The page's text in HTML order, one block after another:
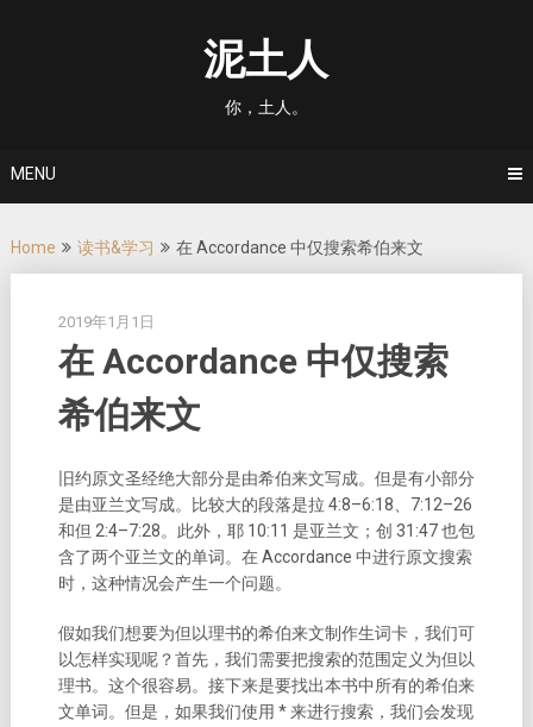
泥土人
你，土人。
MENU
Home 读书&学习 在 Accordance 中仅搜索希伯来文
2019年1月1日
在 Accordance 中仅搜索
希伯来文
旧约原文圣经绝大部分是由希伯来文写成。但是有小部分
是由亚兰文写成。比较大的段落是拉 4:8–6:18、7:12–26
和但 2:4–7:28。此外，耶 10:11 是亚兰文；创 31:47 也包
含了两个亚兰文的单词。在 Accordance 中进行原文搜索
时，这种情况会产生一个问题。
假如我们想要为但以理书的希伯来文制作生词卡，我们可
以怎样实现呢？首先，我们需要把搜索的范围定义为但以
理书。这个很容易。接下来是要找出本书中所有的希伯来
文单词。但是，如果我们使用 * 来进行搜索，我们会发现